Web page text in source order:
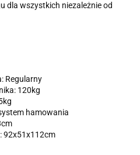
dla wszystkich niezależnie od
Regularny
120kg
hamowania
92x51x112cm